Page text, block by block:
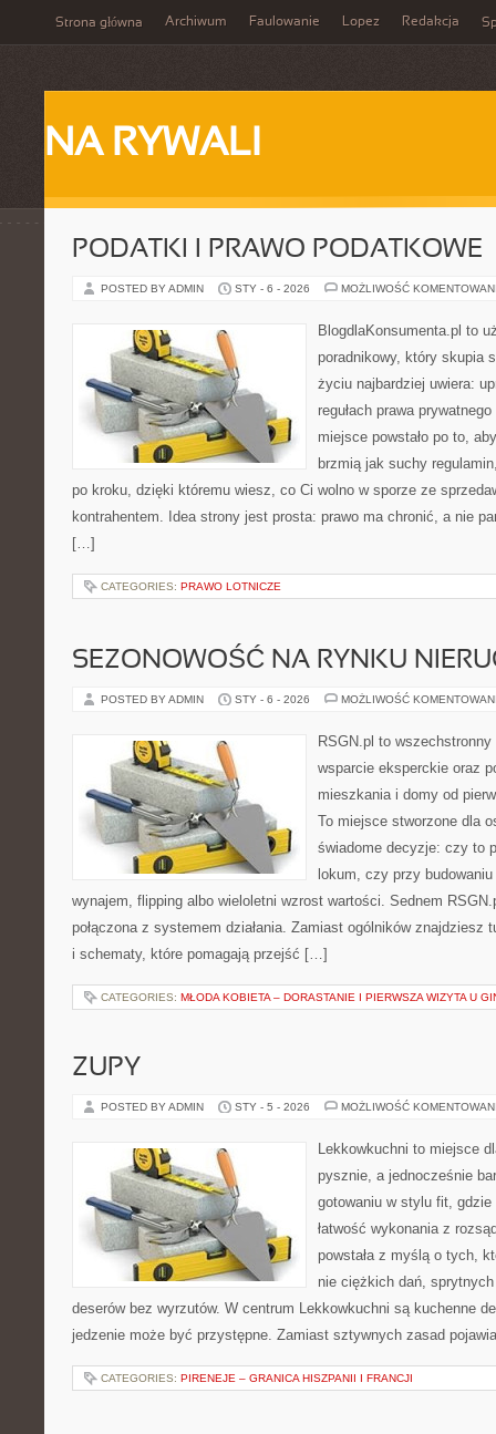
Strona główna Archiwum Faulowanie Lopez Redakcja
NA RYWALI
PODATKI I PRAWO PODATKOWE
POSTED BY ADMIN STY - 6 - 2026 MOŻLIWOŚĆ
BlogdlaKonsumenta.pl to
poradnikowy, który skupia
życiu najbardziej uwiera:
regułach prawa
miejsce powstało po to,
brzmią jak suchy
po kroku, dzięki któremu wiesz, co Ci wolno w sporze ze
kontrahentem. Idea strony jest prosta: prawo ma chronić, a nie
[…]
CATEGORIES: PRAWO LOTNICZE
SEZONOWOŚĆ NA RYNKU
POSTED BY ADMIN STY - 6 - 2026 MOŻLIWOŚĆ
RSGN.pl to
wsparcie eksperckie oraz
mieszkania i domy od
To miejsce stworzone dla
świadome decyzje: czy to
lokum, czy przy
wynajem, flipping albo wieloletni wzrost wartości. Sednem
połączona z systemem działania. Zamiast ogólników znajdziesz
i schematy, które pomagają przejść […]
CATEGORIES: MŁODA KOBIETA – DORASTANIE I PIERWSZA WIZYTA U
ZUPY
POSTED BY ADMIN STY - 5 - 2026 MOŻLIWOŚĆ
Lekkowkuchni to miejsce
pysznie, a jednocześnie
gotowaniu w stylu fit, gdzie
łatwość wykonania z
powstała z myślą o tych,
nie ciężkich dań,
deserów bez wyrzutów. W centrum Lekkowkuchni są kuchenne
jedzenie może być przystępne. Zamiast sztywnych zasad
CATEGORIES: PIRENEJE – GRANICA HISZPANII I FRANCJI